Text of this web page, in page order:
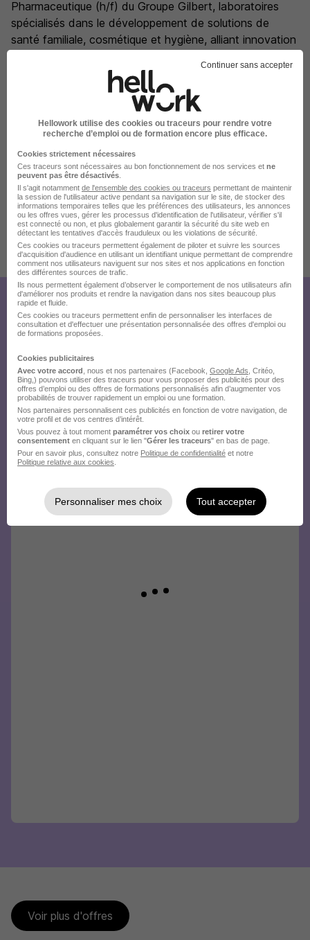
Pharmaceutique (h/f) du Groupe Gilbert, laboratoires
spécialisés dans le développement de solutions de
santé familiale, cosmétique et hygiène, alliant innovation
Entreprise familiale et normande, le Groupe Gilbert (CA :
230 M€) rassemble près de 1.000 collaborateurs et
développe des solutions de santé respectueuses de
l'humain et de l'environnement. Avec 6 sites de
production implantés en France et une forte dynamique
d'innovation, il poursuit son développement sur des
marchés en croissance.
Publiée le 21/07/2026 - Réf : 65-RC-CF-26
Créez votre compte Hellowork et
envoyez votre candidature !
Voir plus d'offres
Continuer sans accepter
Hellowork utilise des cookies ou traceurs pour rendre votre
recherche d’emploi ou de formation encore plus efficace.
Cookies strictement nécessaires
Ces traceurs sont nécessaires au bon fonctionnement de nos services et ne
peuvent pas être désactivés
Il s'agit notamment de l'ensemble des cookies ou traceurs permettant de maintenir
la session de l'utilisateur active pendant sa navigation sur le site, de stocker des
informations temporaires telles que les préférences des utilisateurs, les annonces
ou les offres vues, gérer les processus d'identification de l'utilisateur, vérifier s'il
est connecté ou non, et plus globalement garantir la sécurité du site web en
détectant les tentatives d'accès frauduleux ou les violations de sécurité.
Ces cookies ou traceurs permettent également de piloter et suivre les sources
d'acquisition d'audience en utilisant un identifiant unique permettant de comprendre
comment nos utilisateurs naviguent sur nos sites et nos applications en fonction
des différentes sources de trafic.
Ils nous permettent également d’observer le comportement de nos utilisateurs afin
d'améliorer nos produits et rendre la navigation dans nos sites beaucoup plus
rapide et fluide.
Ces cookies ou traceurs permettent enfin de personnaliser les interfaces de
consultation et d'effectuer une présentation personnalisée des offres d'emploi ou
de formations proposées.
Cookies publicitaires
Avec votre accord , nous et nos partenaires (Facebook, Google Ads , Critéo,
Bing,) pouvons utiliser des traceurs pour vous proposer des publicités pour des
offres d’emploi ou des offres de formations personnalisés afin d’augmenter vos
probabilités de trouver rapidement un emploi ou une formation.
Nos partenaires personnalisent ces publicités en fonction de votre navigation, de
votre profil et de vos centres d’intérêt.
Vous pouvez à tout moment paramétrer vos choix ou retirer votre
consentement en cliquant sur le lien "Gérer les traceurs" en bas de page.
Pour en savoir plus, consultez notre Politique de confidentialité et notre
Politique relative aux cookies
Personnaliser mes choix Tout accepter